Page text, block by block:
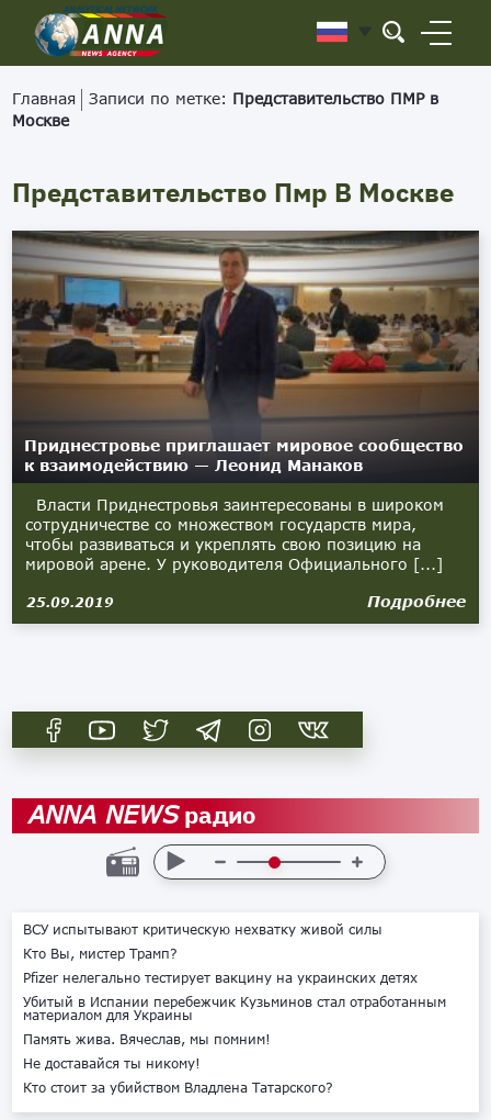
Главная Записи по метке: Представительство ПМР в
Москве
Представительство Пмр В Москве
Приднестровье приглашает мировое сообщество
к взаимодействию — Леонид Манаков
Власти Приднестровья заинтересованы в широком
сотрудничестве со множеством государств мира,
чтобы развиваться и укреплять свою позицию на
мировой арене. У руководителя Официального [...]
25.09.2019 Подробнее
ANNA NEWSрадио
ВСУ испытывают критическую нехватку живой силы
Кто Вы, мистер Трамп?
Pfizer нелегально тестирует вакцину на украинских детях
Убитый в Испании перебежчик Кузьминов стал отработанным
материалом для Украины
Память жива. Вячеслав, мы помним!
Не доставайся ты никому!
Кто стоит за убийством Владлена Татарского?